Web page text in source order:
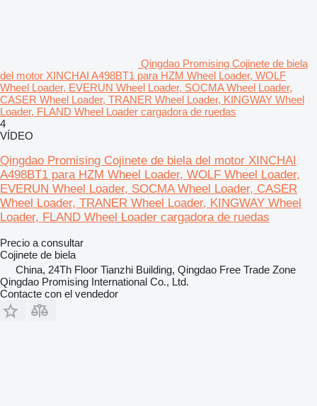
Qingdao Promising Cojinete de biela
del motor XINCHAI A498BT1 para HZM Wheel Loader, WOLF
Wheel Loader, EVERUN Wheel Loader, SOCMA Wheel Loader,
CASER Wheel Loader, TRANER Wheel Loader, KINGWAY Wheel
Loader, FLAND Wheel Loader cargadora de ruedas
4
VÍDEO
Qingdao Promising Cojinete de biela del motor XINCHAI
A498BT1 para HZM Wheel Loader, WOLF Wheel Loader,
EVERUN Wheel Loader, SOCMA Wheel Loader, CASER
Wheel Loader, TRANER Wheel Loader, KINGWAY Wheel
Loader, FLAND Wheel Loader cargadora de ruedas
Precio a consultar
Cojinete de biela
China, 24Th Floor Tianzhi Building, Qingdao Free Trade Zone
Qingdao Promising International Co., Ltd.
Contacte con el vendedor